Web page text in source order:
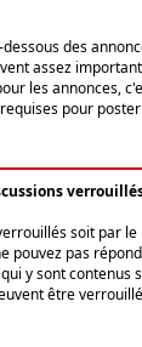
des
assez
les annonces,
pour
soit par
pouvez pas
y sont contenus
être